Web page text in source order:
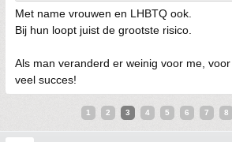
Met name vrouwen en LHBTQ ook.
Bij hun loopt juist de grootste risico.
Als man veranderd er weinig voor me,
veel succes!
1 2 3 4 5 6 7 8